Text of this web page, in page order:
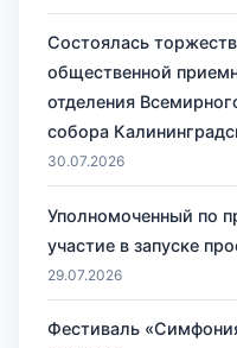
Состоялась
общественной
отделения
собора
30.07.2026
Уполномоченный по
участие в запуске
29.07.2026
Фестиваль